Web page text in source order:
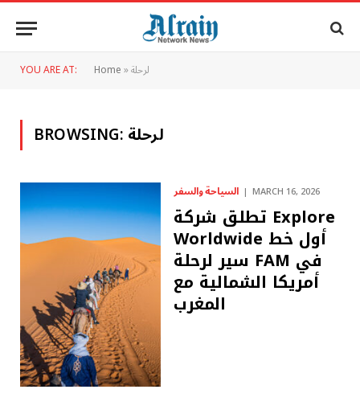
YOU ARE AT: Home»لرحلة
BROWSING:لرحلة
السياحة والسفر MARCH 16, 2026
تطلق شركة Explore
Worldwide أول خط
سير لرحلة FAM في
أمريكا الشمالية مع
المغرب